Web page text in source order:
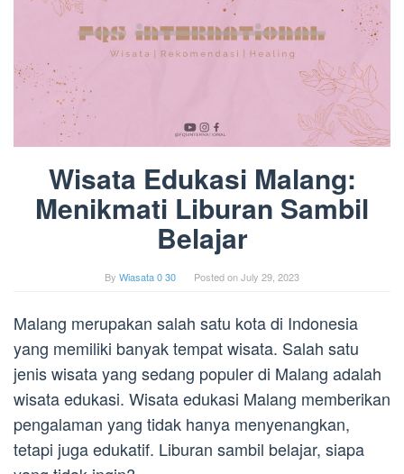
Wisata Edukasi Malang:
Menikmati Liburan Sambil
Belajar
By Wiasata 0 30 Posted onJuly 29, 2023
Malang merupakan salah satu kota di Indonesia
yang memiliki banyak tempat wisata. Salah satu
jenis wisata yang sedang populer di Malang adalah
wisata edukasi. Wisata edukasi Malang memberikan
pengalaman yang tidak hanya menyenangkan,
tetapi juga edukatif. Liburan sambil belajar, siapa